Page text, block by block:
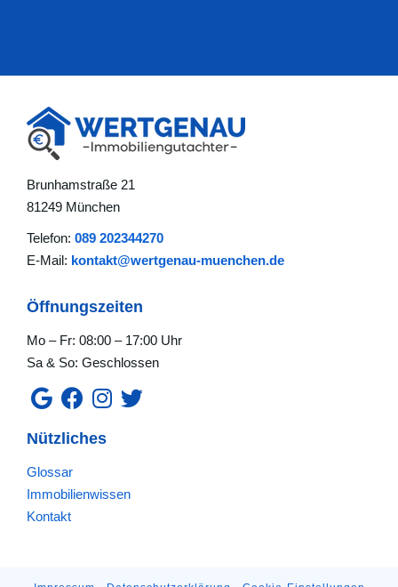
Brunhamstraße 21
81249 München
Telefon: 089 202344270
E-Mail: kontakt@wertgenau-muenchen.de
Öffnungszeiten
Mo – Fr: 08:00 – 17:00 Uhr
Sa & So: Geschlossen
Nützliches
Glossar
Immobilienwissen
Kontakt